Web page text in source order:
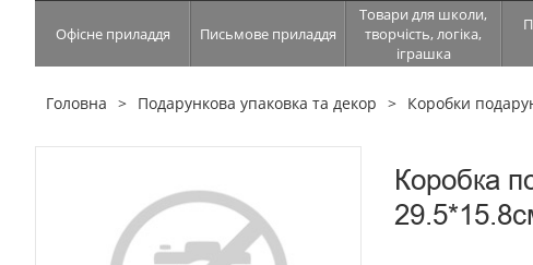
Офісне приладдя Письмове приладдя
Товари для школи,
творчість, логіка,
іграшка
Головна Подарункова упаковка та декор Коробки
Коробка